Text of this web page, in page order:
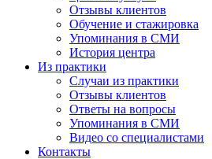
Отзывы клиентов
Обучение и стажировка
Упоминания в СМИ
История центра
Из практики
Случаи из практики
Отзывы клиентов
Ответы на вопросы
Упоминания в СМИ
Видео со специалистами
Контакты